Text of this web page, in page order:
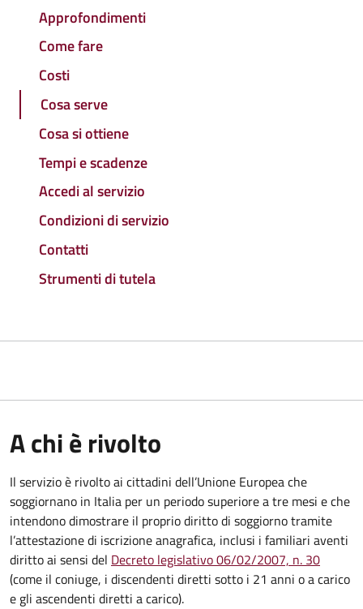
Approfondimenti
Come fare
Costi
Cosa serve
Cosa si ottiene
Tempi e scadenze
Accedi al servizio
Condizioni di servizio
Contatti
Strumenti di tutela
A chi è rivolto
Il servizio è rivolto ai cittadini dell’Unione Europea che
soggiornano in Italia per un periodo superiore a tre mesi e che
intendono dimostrare il proprio diritto di soggiorno tramite
l’attestazione di iscrizione anagrafica, inclusi i familiari aventi
diritto ai sensi del Decreto legislativo 06/02/2007, n. 30
(come il coniuge, i discendenti diretti sotto i 21 anni o a carico
e gli ascendenti diretti a carico).